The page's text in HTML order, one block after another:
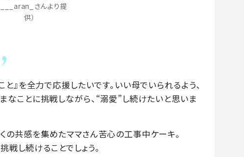
さんより提
供）
と』を全力で応援したいです。いい母でいられるよう、
なことに挑戦しながら、“溺愛”し続けたいと思いま
の共感を集めたママさん苦心の工事中ケーキ。
し続けることでしょう。